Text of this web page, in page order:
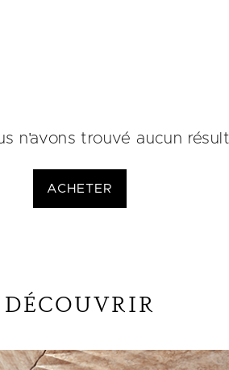
n'avons trouvé aucun
ACHETER
DÉCOUVRIR